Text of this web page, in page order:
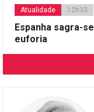
Atualidade 12h33
Espanha sagra-
euforia